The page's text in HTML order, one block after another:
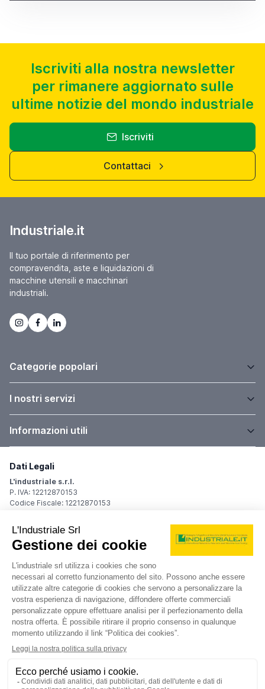
Iscriviti alla nostra newsletter
per rimanere aggiornato sulle
ultime notizie del mondo industriale
Iscriviti
Contattaci
Industriale.it
Il tuo portale di riferimento per
compravendita, aste e liquidazioni di
macchine utensili e macchinari
industriali.
Categorie popolari
I nostri servizi
Informazioni utili
Dati Legali
L'industriale s.r.l.
P. IVA: 12212870153
Codice Fiscale: 12212870153
Sede Legale
Via Carlo Dolci, 32
20148 Milano (MI)
Italy
Registro Imprese
Iscrizione R.I.: 12212870153
REA: MI-1539011
Capitale sociale: Euro 10.400,00 i.v.
Contatti
info@industriale.it
PEC:industriale@pec.industriale.it